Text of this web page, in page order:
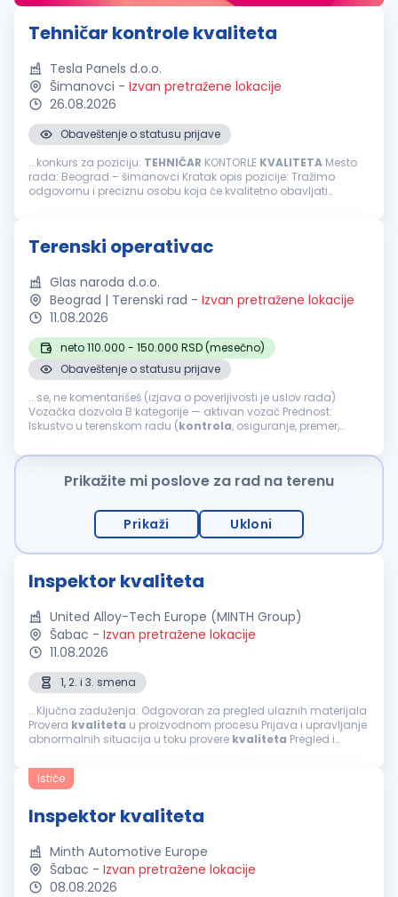
Tehničar kontrole kvaliteta
Tesla Panels d.o.o.
Šimanovci - Izvan pretražene lokacije
26.08.2026
Obaveštenje o statusu prijave
...konkurs za poziciju: TEHNIČAR KONTORLE KVALITETA Mesto
rada: Beograd – šimanovci Kratak opis pozicije: Tražimo
odgovornu i preciznu osobu koja će kvalitetno obavljati
Terenski operativac
Glas naroda d.o.o.
Beograd | Terenski rad - Izvan pretražene lokacije
11.08.2026
neto 110.000 - 150.000 RSD (mesečno)
Obaveštenje o statusu prijave
...se, ne komentarišeš (izjava o poverljivosti je uslov rada)
Vozačka dozvola B kategorije — aktivan vozač Prednost:
Iskustvo u terenskom radu (kontrola, osiguranje, premer,
sa fotografisanjem...
Prikažite mi poslove za rad na terenu
Prikaži Ukloni
Inspektor kvaliteta
United Alloy-Tech Europe (MINTH Group)
Šabac - Izvan pretražene lokacije
11.08.2026
1, 2. i 3. smena
...Ključna zaduženja: Odgovoran za pregled ulaznih materijala
Provera kvaliteta u proizvodnom procesu Prijava i upravljanje
abnormalnih situacija u toku provere kvaliteta Pregled i
informacija...
Ističe
Inspektor kvaliteta
Minth Automotive Europe
Šabac - Izvan pretražene lokacije
08.08.2026